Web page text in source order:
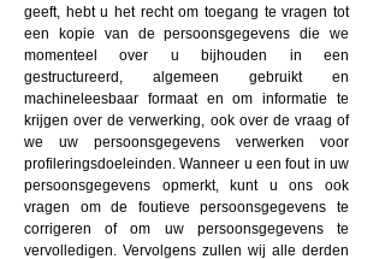
geeft, hebt u het recht om toegang te vragen tot
een kopie van de persoonsgegevens die we
momenteel over u bijhouden in een
gestructureerd, algemeen gebruikt en
machineleesbaar formaat en om informatie te
krijgen over de verwerking, ook over de vraag of
we uw persoonsgegevens verwerken voor
profileringsdoeleinden. Wanneer u een fout in uw
persoonsgegevens opmerkt, kunt u ons ook
vragen om de foutieve persoonsgegevens te
corrigeren of om uw persoonsgegevens te
vervolledigen. Vervolgens zullen wij alle derden